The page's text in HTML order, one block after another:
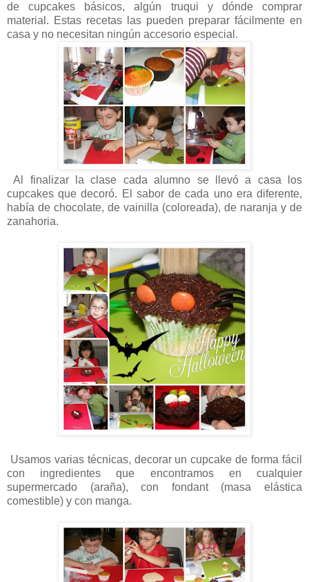
de cupcakes básicos, algún truqui y dónde comprar
material. Estas recetas las pueden preparar fácilmente en
casa y no necesitan ningún accesorio especial.
Al finalizar la clase cada alumno se llevó a casa los
cupcakes que decoró. El sabor de cada uno era diferente,
había de chocolate, de vainilla (coloreada), de naranja y de
zanahoria.
Usamos varias técnicas, decorar un cupcake de forma fácil
con ingredientes que encontramos en cualquier
supermercado (araña), con fondant (masa elástica
comestible) y con manga.